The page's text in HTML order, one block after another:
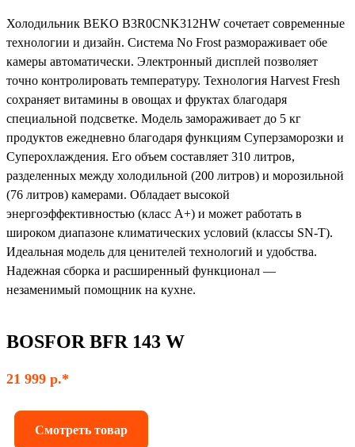
Холодильник BEKO B3R0CNK312HW сочетает современные
технологии и дизайн. Система No Frost размораживает обе
камеры автоматически. Электронный дисплей позволяет
точно контролировать температуру. Технология Harvest Fresh
сохраняет витамины в овощах и фруктах благодаря
специальной подсветке. Модель замораживает до 5 кг
продуктов ежедневно благодаря функциям Суперзаморозки и
Суперохлаждения. Его объем составляет 310 литров,
разделенных между холодильной (200 литров) и морозильной
(76 литров) камерами. Обладает высокой
энергоэффективностью (класс А+) и может работать в
широком диапазоне климатических условий (классы SN-T).
Идеальная модель для ценителей технологий и удобства.
Надежная сборка и расширенный функционал —
незаменимый помощник на кухне.
BOSFOR BFR 143 W
21 999 р.*
Смотреть товар